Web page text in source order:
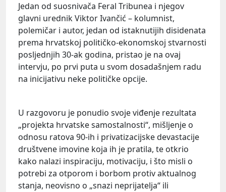
Jedan od suosnivača Feral Tribunea i njegov
glavni urednik Viktor Ivančić – kolumnist,
polemičar i autor, jedan od istaknutijih disidenata
prema hrvatskoj političko-ekonomskoj stvarnosti
posljednjih 30-ak godina, pristao je na ovaj
intervju, po prvi puta u svom dosadašnjem radu
na inicijativu neke političke opcije.
U razgovoru je ponudio svoje viđenje rezultata
„projekta hrvatske samostalnosti“, mišljenje o
odnosu ratova 90-ih i privatizacijske devastacije
društvene imovine koja ih je pratila, te otkrio
kako nalazi inspiraciju, motivaciju, i što misli o
potrebi za otporom i borbom protiv aktualnog
stanja, neovisno o „snazi neprijatelja“ ili